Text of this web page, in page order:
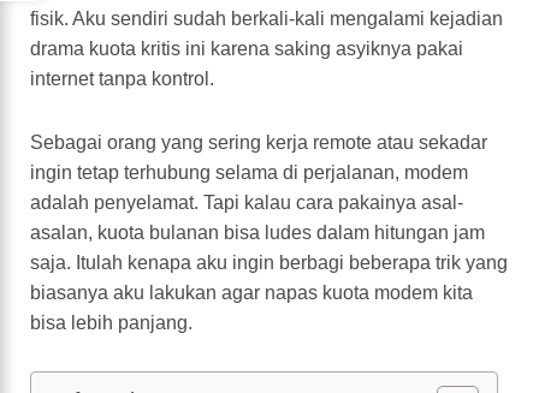
fisik. Aku sendiri sudah berkali-kali mengalami kejadian
drama kuota kritis ini karena saking asyiknya pakai
internet tanpa kontrol.
Sebagai orang yang sering kerja remote atau sekadar
ingin tetap terhubung selama di perjalanan, modem
adalah penyelamat. Tapi kalau cara pakainya asal-
asalan, kuota bulanan bisa ludes dalam hitungan jam
saja. Itulah kenapa aku ingin berbagi beberapa trik yang
biasanya aku lakukan agar napas kuota modem kita
bisa lebih panjang.